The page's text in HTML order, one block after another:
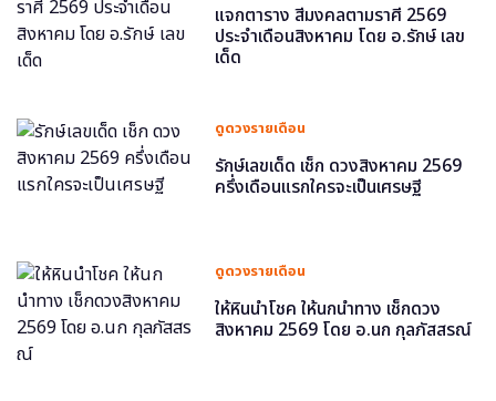
แจกตาราง สีมงคลตามราศี 2569
ประจำเดือนสิงหาคม โดย อ.รักษ์ เลข
เด็ด
ดูดวงรายเดือน
รักษ์เลขเด็ด เช็ก ดวงสิงหาคม 2569
ครึ่งเดือนแรกใครจะเป็นเศรษฐี
ดูดวงรายเดือน
ให้หินนำโชค ให้นกนำทาง เช็กดวง
สิงหาคม 2569 โดย อ.นก กุลภัสสรณ์